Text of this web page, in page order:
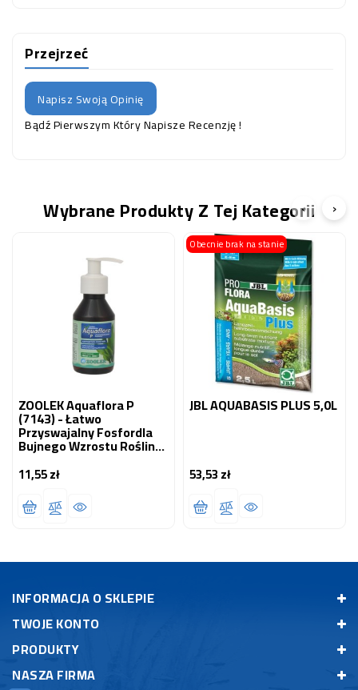
Przejrzeć
Napisz Swoją Opinię
Bądź Pierwszym Który Napisze Recenzję !
Wybrane Produkty Z Tej Kategorii
ZOOLEK Aquaflora P
(7143) - Łatwo
Przyswajalny Fosfordla
Bujnego Wzrostu Roślin
100 Ml
11,55 złCena
Obecnie brak na stanie
JBL AQUABASIS PLUS 5,0L
53,53 złCena
‹ ›
INFORMACJA O SKLEPIE
TWOJE KONTO
PRODUKTY
NASZA FIRMA